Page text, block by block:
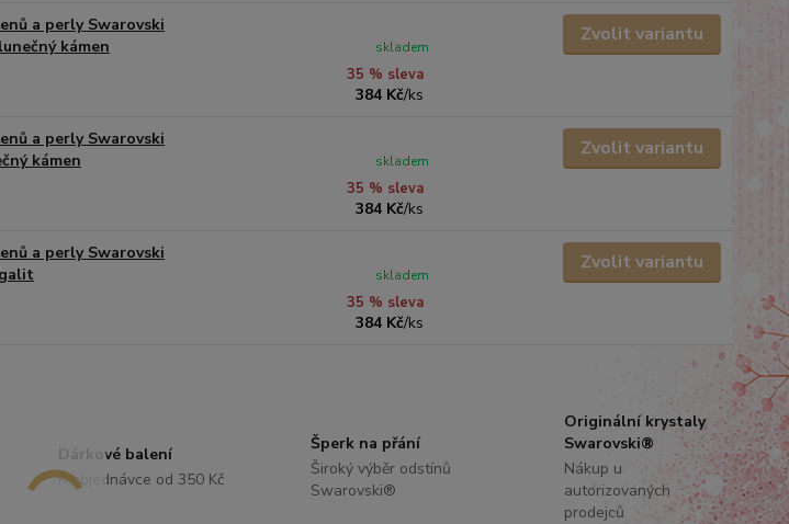
a perly Swarovski
kámen
35 % sleva
384 Kč/ks
skladem
Zvolit variantu
a perly Swarovski
kámen
35 % sleva
384 Kč/ks
skladem
Zvolit variantu
a perly Swarovski
35 % sleva
384 Kč/ks
skladem
Zvolit variantu
Dárkové balení
K objednávce od 350 Kč
Šperk na přání
Široký výběr odstínů
Swarovski®
Originální krystaly
Swarovski®
Nákup u
autorizovaných
prodejců